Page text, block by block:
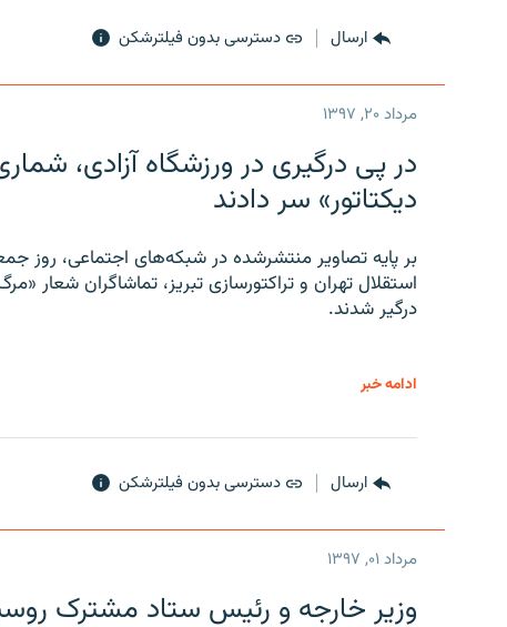
ارسال دسترسی بدون فیلترشکن
مرداد ۲۰, ۱۳۹۷
در پی درگیری در ورزشگاه آزادی،
دیکتاتور» سر دادند
بر پایه تصاویر منتشرشده در شبکه‌های اجتماعی، روز
استقلال تهران و تراکتورسازی تبریز، تماشاگران شعار
درگیر شدند.
ادامه خبر
ارسال دسترسی بدون فیلترشکن
مرداد ۰۱, ۱۳۹۷
وزیر خارجه و رئیس‌ ستاد مشترک